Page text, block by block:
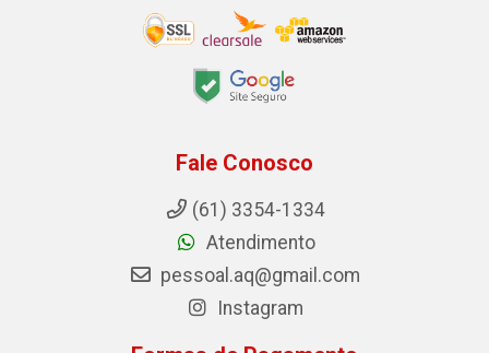
Fale Conosco
(61) 3354-1334
Atendimento
pessoal.aq@gmail.com
Instagram